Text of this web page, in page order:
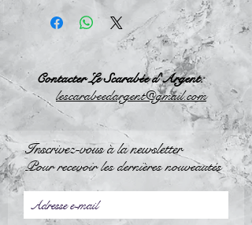
Contacter Le Scarabée d'Argent:
lescarabeedargent@gmail.com
Inscrivez-vous à la newsletter
Pour recevoir les dernières nouveautés